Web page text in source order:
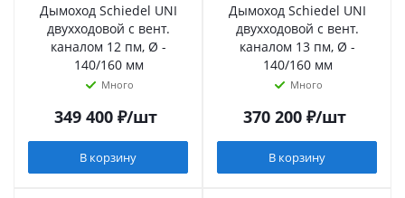
Дымоход Schiedel UNI
двухходовой с вент.
каналом 12 пм, Ø -
140/160 мм
Много
349 400₽/шт
В корзину
Дымоход Schiedel UNI
двухходовой с вент.
каналом 13 пм, Ø -
140/160 мм
Много
370 200₽/шт
В корзину